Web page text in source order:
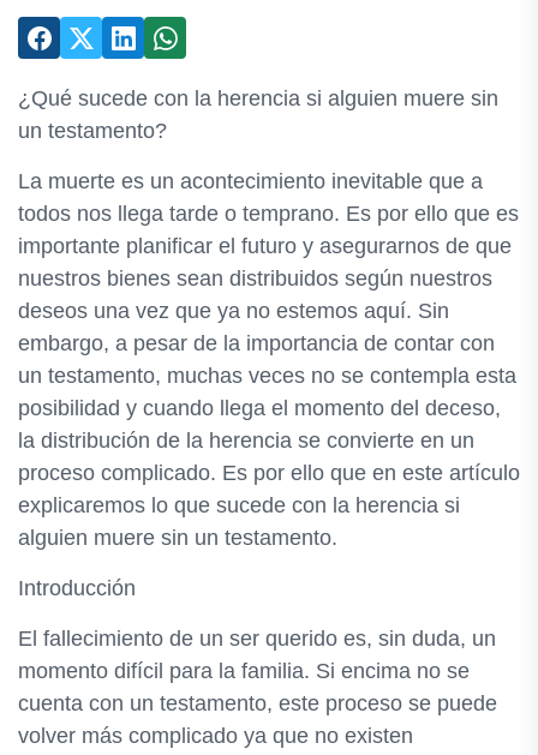
¿Qué sucede con la herencia si alguien muere sin
un testamento?
La muerte es un acontecimiento inevitable que a
todos nos llega tarde o temprano. Es por ello que es
importante planificar el futuro y asegurarnos de que
nuestros bienes sean distribuidos según nuestros
deseos una vez que ya no estemos aquí. Sin
embargo, a pesar de la importancia de contar con
un testamento, muchas veces no se contempla esta
posibilidad y cuando llega el momento del deceso,
la distribución de la herencia se convierte en un
proceso complicado. Es por ello que en este artículo
explicaremos lo que sucede con la herencia si
alguien muere sin un testamento.
Introducción
El fallecimiento de un ser querido es, sin duda, un
momento difícil para la familia. Si encima no se
cuenta con un testamento, este proceso se puede
volver más complicado ya que no existen